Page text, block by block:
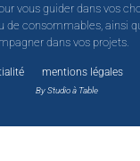
vous guider dans vos
de consommables, ainsi
dans vos projets.
mentions légales
By Studio à Table